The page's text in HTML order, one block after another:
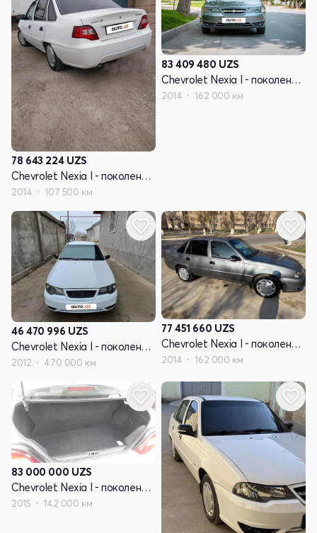
78 643 224 UZS
Chevrolet Nexia I - поколение рестайлинг
2014 107 500 км
83 409 480 UZS
Chevrolet Nexia I - поколение рестайлинг
2014 162 000 км
46 470 996 UZS
Chevrolet Nexia I - поколение рестайлинг
2012 470 000 км
77 451 660 UZS
Chevrolet Nexia I - поколение рестайлинг
2014 162 000 км
83 000 000 UZS
Chevrolet Nexia I - поколение рестайлинг
2015 142 000 км